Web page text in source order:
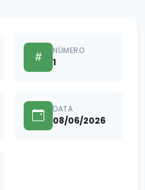
NÚMERO
1
DATA
08/06/2026